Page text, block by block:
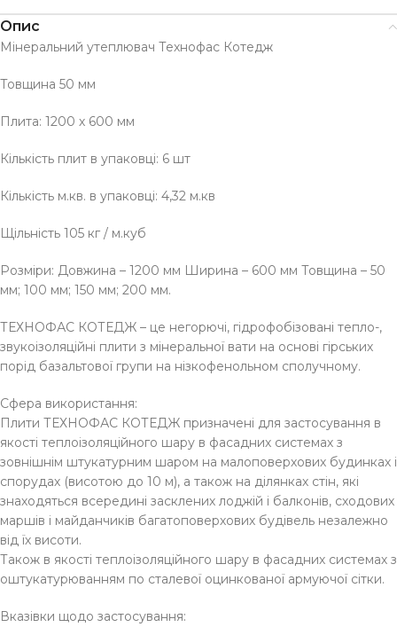
Опис
Мінеральний утеплювач Технофас Котедж
Товщина 50 мм
Плита: 1200 х 600 мм
Кількість плит в упаковці: 6 шт
Кількість м.кв. в упаковці: 4,32 м.кв
Щільність 105 кг / м.куб
Розміри: Довжина – 1200 мм Ширина – 600 мм Товщина – 50
мм; 100 мм; 150 мм; 200 мм.
ТЕХНОФАС КОТЕДЖ – це негорючі, гідрофобізовані тепло-,
звукоізоляційні плити з мінеральної вати на основі гірських
порід базальтової групи на нізкофенольном сполучному.
Сфера використання:
Плити ТЕХНОФАС КОТЕДЖ призначені для застосування в
якості теплоізоляційного шару в фасадних системах з
зовнішнім штукатурним шаром на малоповерхових будинках і
спорудах (висотою до 10 м), а також на ділянках стін, які
знаходяться всередині засклених лоджій і балконів, сходових
маршів і майданчиків багатоповерхових будівель незалежно
від їх висоти.
Також в якості теплоізоляційного шару в фасадних системах з
оштукатурюванням по сталевої оцинкованої армуючої сітки.
Вказівки щодо застосування: